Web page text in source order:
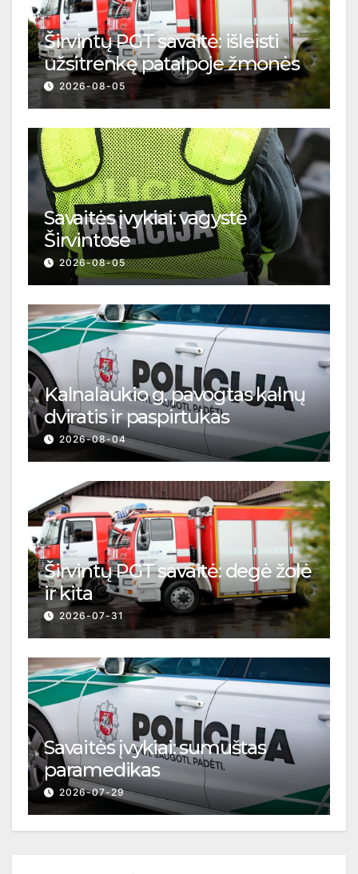
Širvintų PGT savaitė: išleisti
užsitrenkę patalpoje žmonės
2026-08-05
Savaitės įvykiai: vagystė
Širvintose
2026-08-05
Kalnalaukio g. pavogtas kalnų
dviratis ir paspirtukas
2026-08-04
Širvintų PGT savaitė: degė žolė
ir kita
2026-07-31
Savaitės įvykiai: sumuštas
paramedikas
2026-07-29